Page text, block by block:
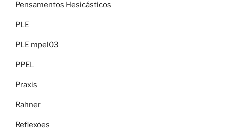
Pensamentos Hesicásticos
PLE
PLE mpel03
PPEL
Praxis
Rahner
Reflexões